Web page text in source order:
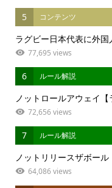
5 コンテンツ
ラグビー日本代表に外
77,695 views
6 ルール解説
ノットロールアウェイ【
72,656 views
7 ルール解説
ノットリリースザボール
64,086 views